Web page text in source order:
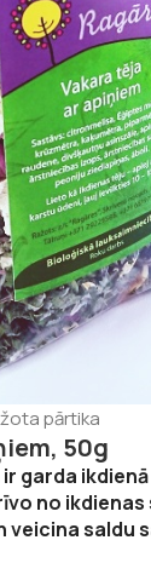
pārtika
50g
garda
no ikdienas
saldu